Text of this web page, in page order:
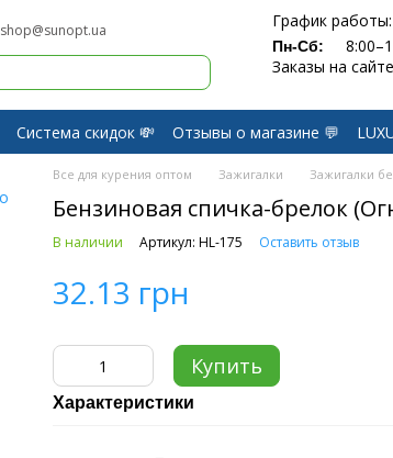
shop@sunopt.ua График работы:
Пн-Сб:
Заказы на
Система скидок 💸 Отзывы о магазине 💬
Все для курения оптом Зажигалки Зажигалки
Бензиновая спичка-брелок
В наличии Артикул: HL-175 Оставить отзыв
32.13 грн
Купить
Характеристики